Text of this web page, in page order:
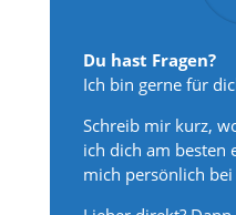
Du hast Fragen?
Ich bin gerne für
Schreib mir kurz,
ich dich am besten
mich persönlich